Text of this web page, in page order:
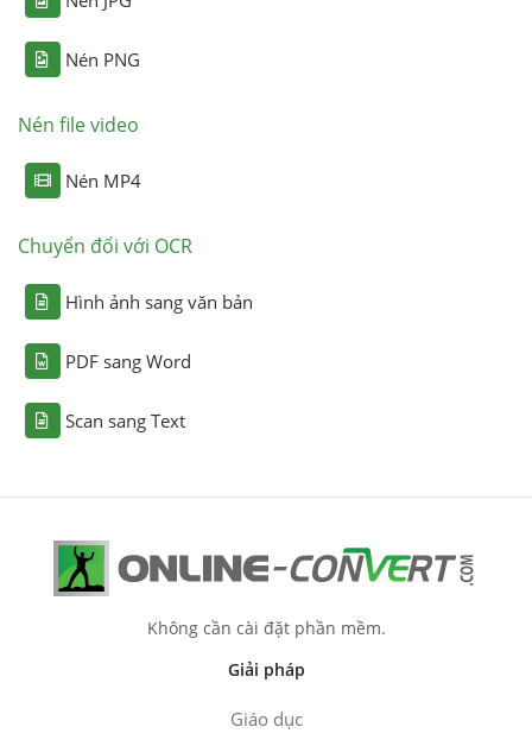
Nén PNG
Nén file video
Nén MP4
Chuyển đổi với OCR
Hình ảnh sang văn bản
PDF sang Word
Scan sang Text
Không cần cài đặt phần mềm.
Giải pháp
Giáo dục